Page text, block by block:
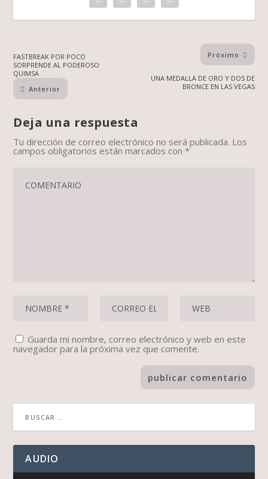
FASTBREAK POR POCO
SORPRENDE AL PODEROSO
QUIMSA
Anterior
Próximo
UNA MEDALLA DE ORO Y DOS DE
BRONCE EN LAS VEGAS
Deja una respuesta
Tu dirección de correo electrónico no será publicada. Los
campos obligatorios están marcados con*
Guarda mi nombre, correo electrónico y web en este
navegador para la próxima vez que comente.
AUDIO